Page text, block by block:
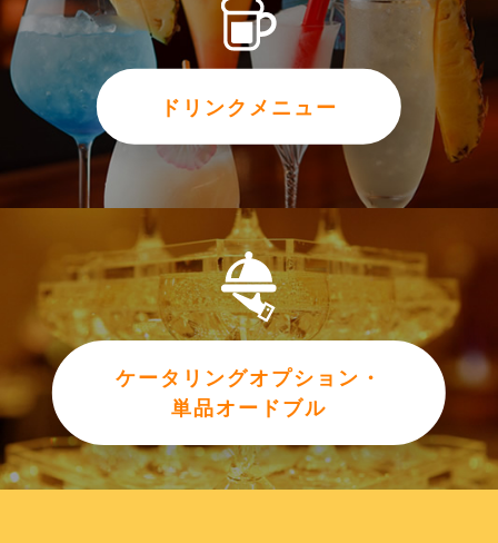
ドリンクメニュー
ケータリングオプション・
単品オードブル